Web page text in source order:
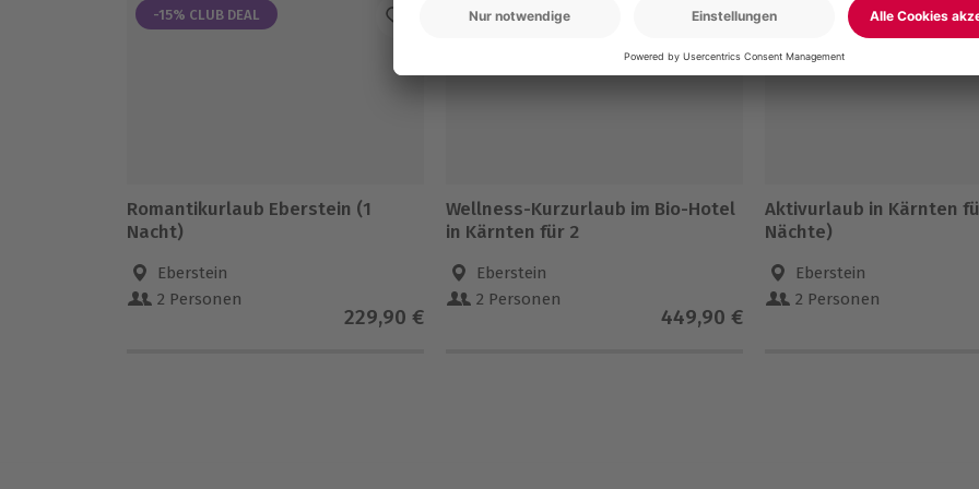
-15% CLUB DEAL
Romantikurlaub Eberstein (1
Nacht)
Eberstein
2 Personen
229,90 €
-15% CLUB DEAL
Wellness-Kurzurlaub im Bio-Hotel
in Kärnten für 2
Eberstein
2 Personen
449,90 €
-15% CLUB DEAL
Aktivurlaub in Kärnten
Nächte)
Eberstein
2 Personen